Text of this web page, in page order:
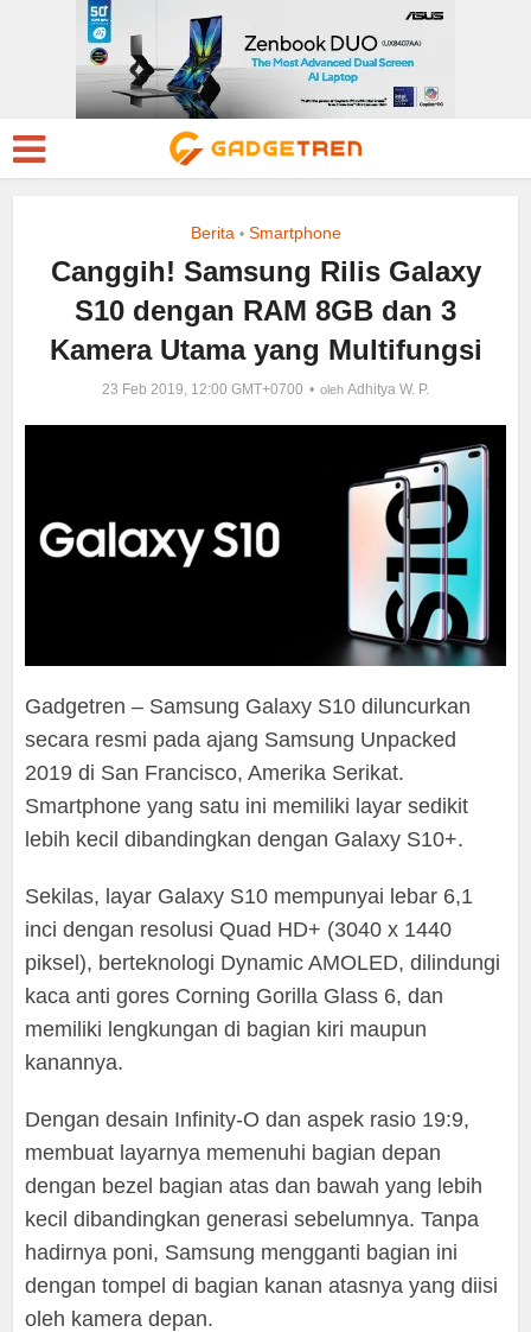
Berita • Smartphone
Canggih! Samsung Rilis Galaxy
S10 dengan RAM 8GB dan 3
Kamera Utama yang Multifungsi
23 Feb 2019, 12:00 GMT+0700 oleh Adhitya W. P.
Gadgetren – Samsung Galaxy S10 diluncurkan
secara resmi pada ajang Samsung Unpacked
2019 di San Francisco, Amerika Serikat.
Smartphone yang satu ini memiliki layar sedikit
lebih kecil dibandingkan dengan Galaxy S10+.
Sekilas, layar Galaxy S10 mempunyai lebar 6,1
inci dengan resolusi Quad HD+ (3040 x 1440
piksel), berteknologi Dynamic AMOLED, dilindungi
kaca anti gores Corning Gorilla Glass 6, dan
memiliki lengkungan di bagian kiri maupun
kanannya.
Dengan desain Infinity-O dan aspek rasio 19:9,
membuat layarnya memenuhi bagian depan
dengan bezel bagian atas dan bawah yang lebih
kecil dibandingkan generasi sebelumnya. Tanpa
hadirnya poni, Samsung mengganti bagian ini
dengan tompel di bagian kanan atasnya yang diisi
oleh kamera depan.